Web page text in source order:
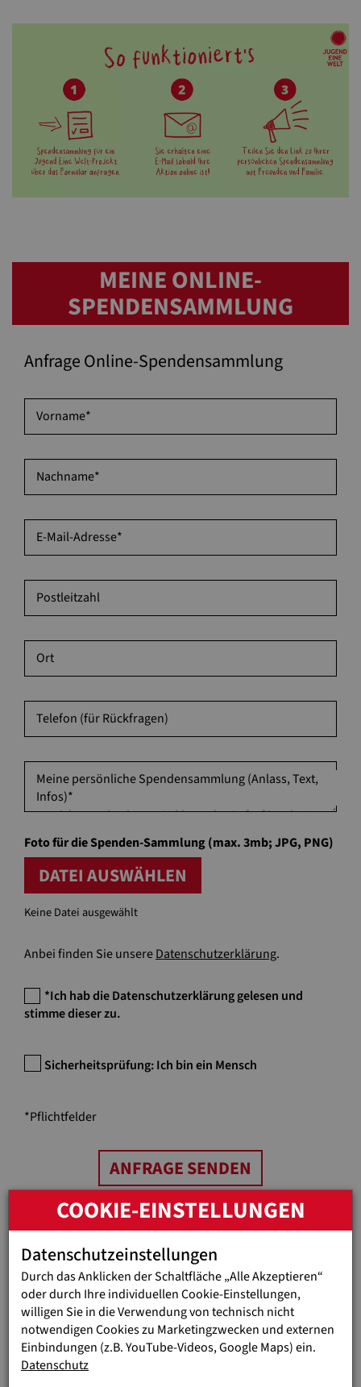
MEINE ONLINE-
SPENDENSAMMLUNG
Anfrage Online-Spendensammlung
Vorname*
Nachname*
E-Mail-Adresse*
Postleitzahl
Ort
Telefon (für Rückfragen)
Meine persönliche Spendensammlung (Anlass, Text,
Infos)*
Foto für die Spenden-Sammlung (max. 3mb; JPG, PNG)
DATEI AUSWÄHLEN
Keine Datei ausgewählt
Anbei finden Sie unsereDatenschutzerklärung.
*Ich hab die Datenschutzerklärung gelesen und
stimme dieser zu.
*Pflichtfelder
AKTUELLE
SPENDENSAMMLUNGEN
LAUFEND
COOKIE-EINSTELLUNGEN
Datenschutzeinstellungen
Durch das Anklicken der Schaltfläche „Alle Akzeptieren“
oder durch Ihre individuellen Cookie-Einstellungen,
willigen Sie in die Verwendung von technisch nicht
notwendigen Cookies zu Marketingzwecken und externen
Einbindungen (z.B. YouTube-Videos, Google Maps) ein.
Datenschutz